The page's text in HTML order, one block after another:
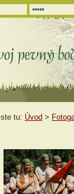
ste tu: Úvod >